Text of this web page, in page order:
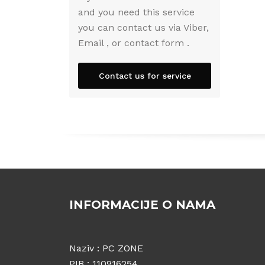
and you need this service
you can contact us via Viber,
Email , or contact form .
Contact us for service
INFORMACIJE O NAMA
Naziv : PC ZONE